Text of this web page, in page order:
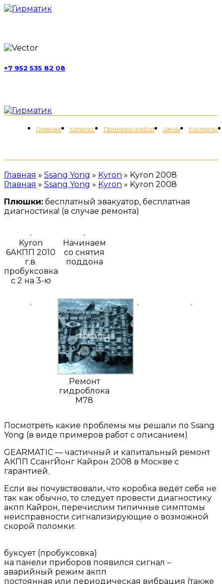
+7 952 535 82 08
Главная Каталог Примеры работ Цены Контакты
Главная » Ssang Yong » Kyron » Kyron 2008
Главная » Ssang Yong » Kyron » Kyron 2008
Плюшки: бесплатный эвакуатор, бесплатная
диагностика! (в случае ремонта)
Kyron
6АКПП 2010
г.в.
пробуксовка
с 2 на 3-ю
Начинаем
со снятия
поддона
Ремонт
гидроблока
M78
Посмотреть какие проблемы мы решали по Ssang
Yong (в виде примеров работ с описанием)
GEARMATIC — частичный и капитальный ремонт
АКПП СсангЙонг Кайрон 2008 в Москве с
гарантией.
Если вы почувствовали, что коробка ведёт себя не
так как обычно, то следует провести диагностику
акпп Кайрон, перечислим типичные симптомы
неисправности сигнализирующие о возможной
скорой поломки:
буксует (пробуксовка)
на панели приборов появился сигнал –
аварийный режим акпп
постоянная или периодическая вибрация (также